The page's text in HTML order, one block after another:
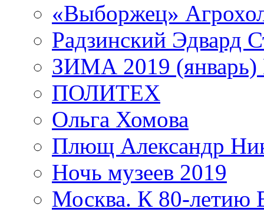
«Выборжец»
Радзинский Эдвард
ЗИМА 2019 (январь)
ПОЛИТЕХ
Ольга Хомова
Плющ Александр
Ночь музеев 2019
Москва. К 80-